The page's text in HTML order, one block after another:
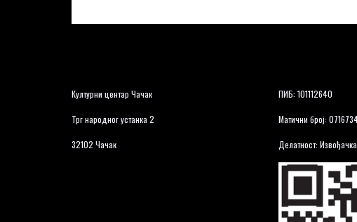
Културни центар Чачак
Трг народног устанка 2
32102 Чачак
ПИБ: 101112640
Матични број:
Делатност: